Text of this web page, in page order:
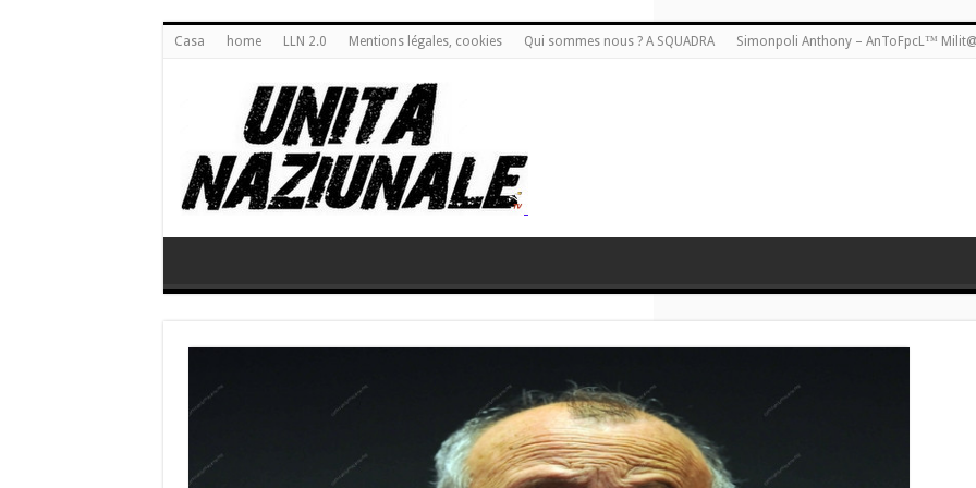
Casa home LLN 2.0 Mentions légales, cookies Qui sommes nous ? A SQUADRA Simonpoli Anthony – AnToFpcL™